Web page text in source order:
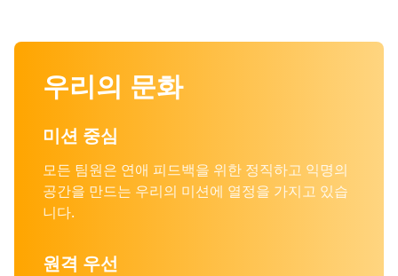
우리의 문화
미션 중심
모든 팀원은 연애 피드백을 위한 정직하고 익명의
공간을 만드는 우리의 미션에 열정을 가지고 있습
니다.
원격 우선